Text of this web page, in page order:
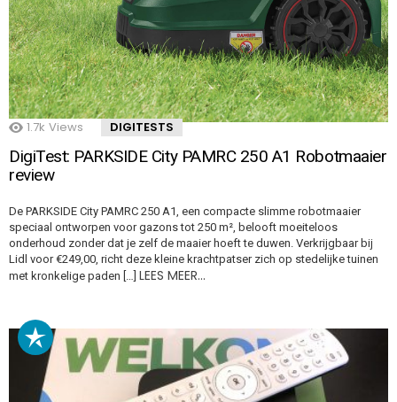
1.7k Views DIGITESTS
DigiTest: PARKSIDE City PAMRC 250 A1 Robotmaaier
review
De PARKSIDE City PAMRC 250 A1, een compacte slimme robotmaaier
speciaal ontworpen voor gazons tot 250 m², belooft moeiteloos
onderhoud zonder dat je zelf de maaier hoeft te duwen. Verkrijgbaar bij
Lidl voor €249,00, richt deze kleine krachtpatser zich op stedelijke tuinen
met kronkelige paden […] LEES MEER…